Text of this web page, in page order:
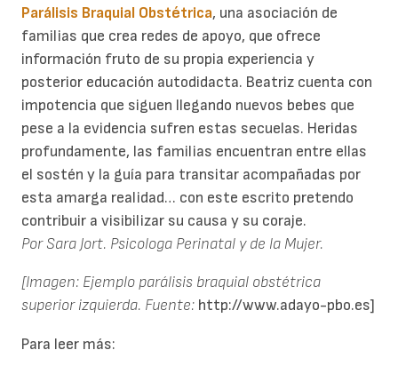
Parálisis Braquial Obstétrica, una asociación de
familias que crea redes de apoyo, que ofrece
información fruto de su propia experiencia y
posterior educación autodidacta. Beatriz cuenta con
impotencia que siguen llegando nuevos bebes que
pese a la evidencia sufren estas secuelas. Heridas
profundamente, las familias encuentran entre ellas
el sostén y la guía para transitar acompañadas por
esta amarga realidad… con este escrito pretendo
contribuir a visibilizar su causa y su coraje.
Por Sara Jort. Psicologa Perinatal y de la Mujer.
[Imagen: Ejemplo parálisis braquial obstétrica
superior izquierda. Fuente: http://www.adayo-pbo.es]
Para leer más: